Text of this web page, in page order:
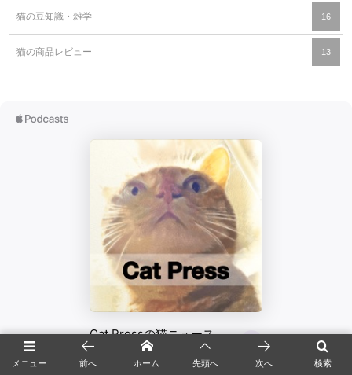
猫の豆知識・雑学 16
猫の商品レビュー 13
メニュー 検索
前へ ホーム 先頭へ 次へ